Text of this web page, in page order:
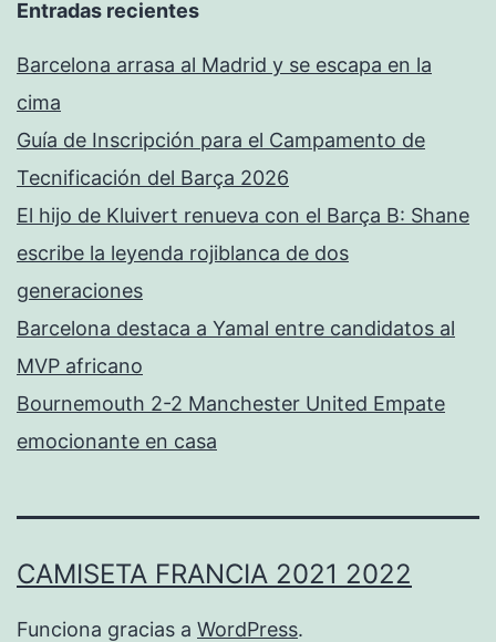
Entradas recientes
Barcelona arrasa al Madrid y se escapa en la
cima
Guía de Inscripción para el Campamento de
Tecnificación del Barça 2026
El hijo de Kluivert renueva con el Barça B: Shane
escribe la leyenda rojiblanca de dos
generaciones
Barcelona destaca a Yamal entre candidatos al
MVP africano
Bournemouth 2-2 Manchester United Empate
emocionante en casa
CAMISETA FRANCIA 2021 2022
Funciona gracias a WordPress.